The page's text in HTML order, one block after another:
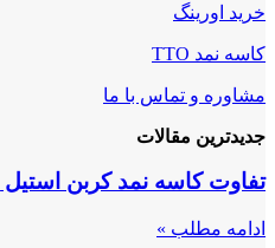
خرید اورینگ
کاسه نمد TTO
مشاوره و تماس با ما
جدیدترین مقالات
تفاوت کاسه نمد کربن استیل
ادامه مطلب »